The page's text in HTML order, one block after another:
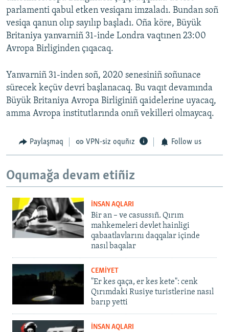
parlamenti qabul etken vesiqanı imzaladı. Bundan soñ
vesiqa qanun olıp sayılıp başladı. Oña köre, Büyük
Britaniya yanvarniñ 31-inde Londra vaqtınen 23:00
Avropa Birliginden çıqacaq.
Yanvarniñ 31-inden soñ, 2020 senesiniñ soñunace
sürecek keçüv devri başlanacaq. Bu vaqıt devamında
Büyük Britaniya Avropa Birliginiñ qaidelerine uyacaq,
amma Avropa institutlarında onıñ vekilleri olmaycaq.
Paylaşmaq VPN-siz oquñız Follow us
Oqumağa devam etiñiz
İNSAN AQLARI
Bir an – ve casussıñ. Qırım
mahkemeleri devlet hainligi
qabaatlavlarını daqqalar içinde
nasıl baqalar
CEMİYET
"Er kes qaça, er kes kete": cenk
Qırımdaki Rusiye turistlerine nasıl
barıp yetti
İNSAN AQLARI